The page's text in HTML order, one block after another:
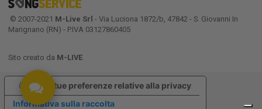
© 2007-2021 M-Live Srl - Via Luciona 1872/b, 47842 - S. Giovanni In
Marignano (RN) - P.IVA 03127860405
Sito creato da M-LIVE
Informativa sulla raccolta
Le tue preferenze relative alla privacy